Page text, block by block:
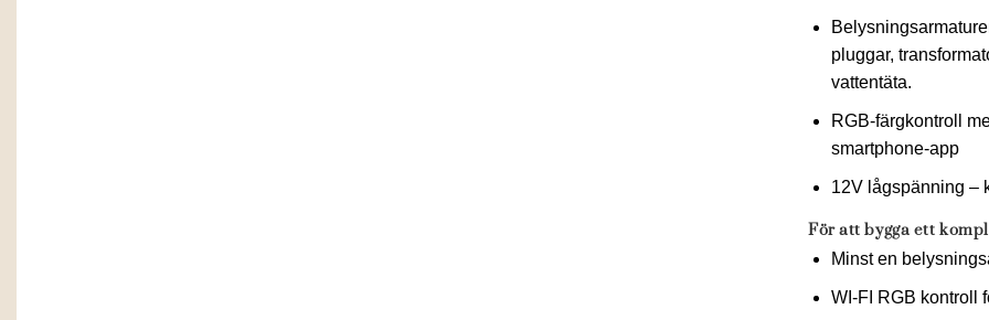
pluggar,
vattentäta.
RGB-färgkontroll
smartphone-app
12V lågspänning –
För att bygga ett
Minst en
WI-FI RGB kontroll